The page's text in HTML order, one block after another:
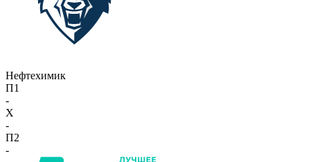
Нефтехимик
П1
-
X
-
П2
-